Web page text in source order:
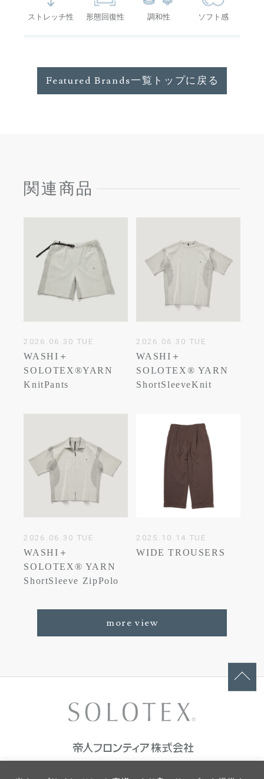
ストレッチ性 形態回復性 調和性 ソフト感
Featured Brands一覧トップに戻る
関連商品
2026.06.30 TUE
WASHI＋
SOLOTEX®YARN
KnitPants
2026.06.30 TUE
WASHI＋
SOLOTEX® YARN
ShortSleeveKnit
2026.06.30 TUE
WASHI＋
SOLOTEX® YARN
ShortSleeve ZipPolo
2025.10.14 TUE
WIDE TROUSERS
more view